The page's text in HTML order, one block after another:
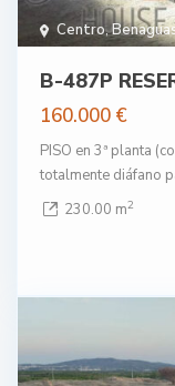
Centro,
B-487P
160.000 €
PISO en 3ª planta
totalmente diáfano
230.00 m2